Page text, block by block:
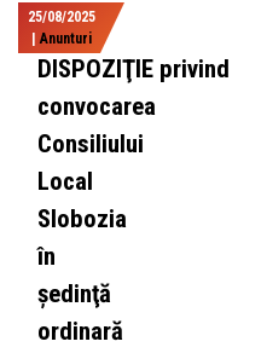
25/08/2025
|Anunturi
DISPOZIŢIE privind
convocarea
Consiliului
Local
Slobozia
în
şedinţă
ordinară